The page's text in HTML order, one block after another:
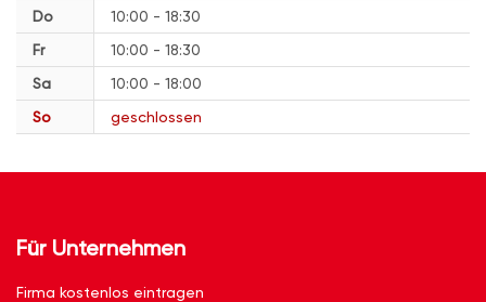
Do
10:00 - 18:30
Fr
10:00 - 18:30
Sa
10:00 - 18:00
So
geschlossen
Für Unternehmen
Firma kostenlos eintragen